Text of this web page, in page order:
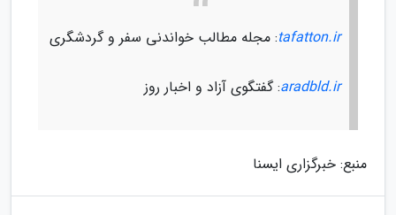
tafatton.ir: مجله مطالب خواندنی سفر و گردشگری
aradbld.ir: گفتگوی آزاد و اخبار روز
منبع: خبرگزاری ایسنا